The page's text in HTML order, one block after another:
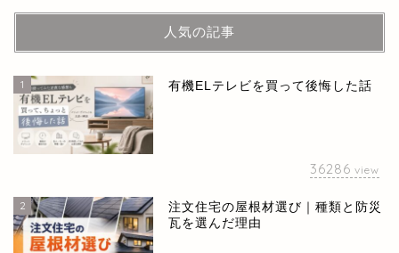
人気の記事
1 有機ELテレビを買って後悔した話
36286 view
2
注文住宅の屋根材選び｜種類と防災
瓦を選んだ理由